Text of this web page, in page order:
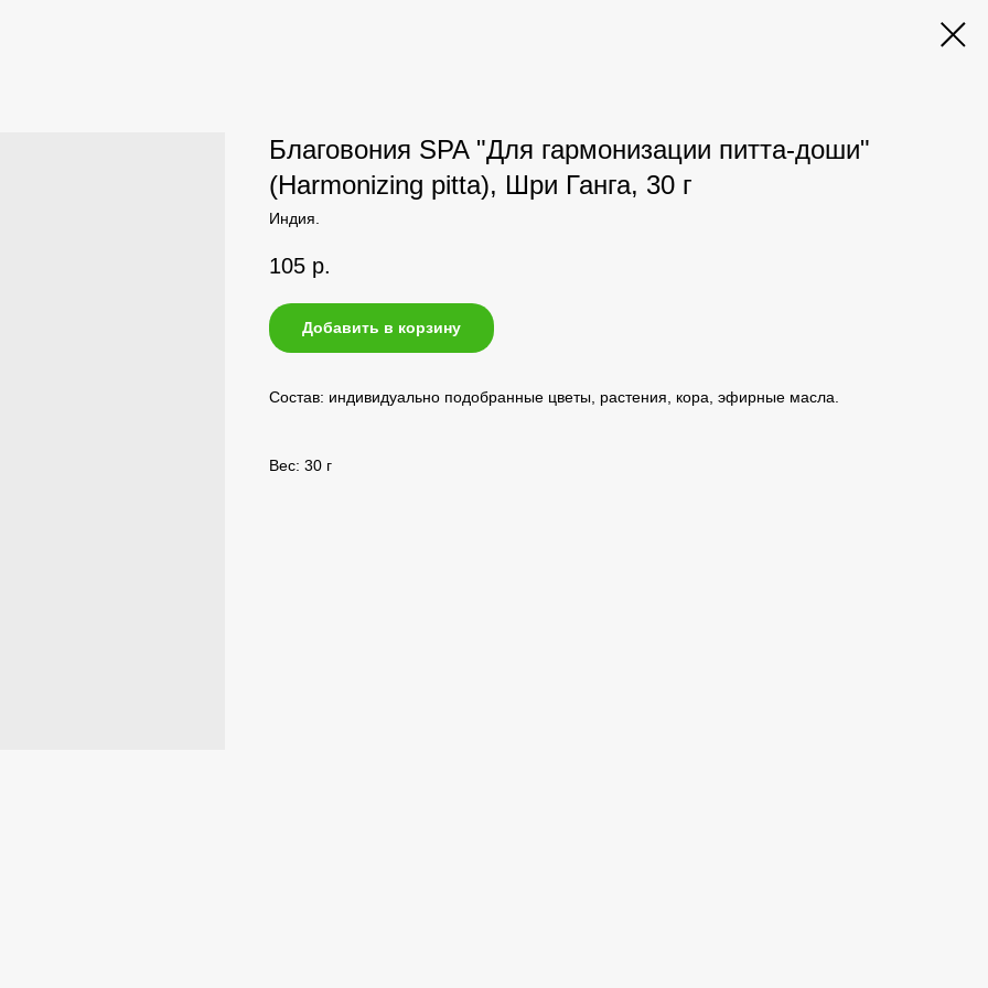
Благовония SPA "Для гармонизации питта-доши"
(Harmonizing pitta), Шри Ганга, 30 г
Индия.
105 р.
Добавить в корзину
Состав: индивидуально подобранные цветы, растения, кора, эфирные масла.
Вес: 30 г